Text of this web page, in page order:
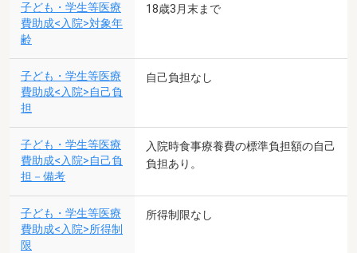
子ども・学生等医療
費助成<入院>対象年
齢
18歳3月末まで
子ども・学生等医療
費助成<入院>自己負
担
自己負担なし
子ども・学生等医療
費助成<入院>自己負
担－備考
入院時食事療養費の標準負担額の自己
負担あり。
子ども・学生等医療
費助成<入院>所得制
限
所得制限なし